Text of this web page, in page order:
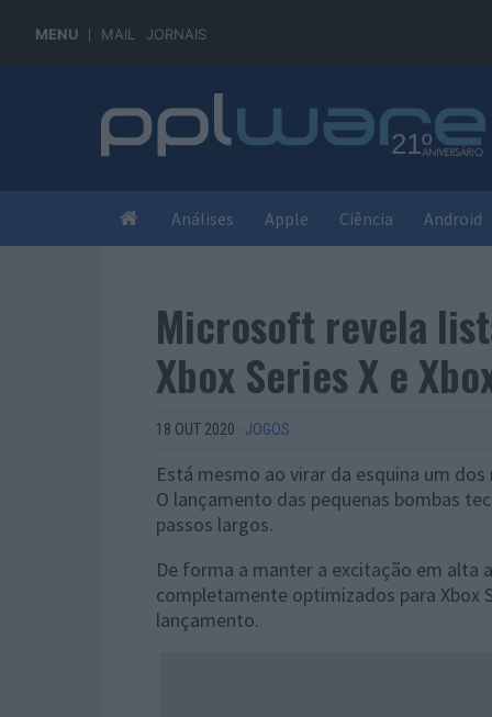
MENU MAIL JORNAIS
Análises Apple Ciência Android
Microsoft revela
Xbox Series X e
18 OUT 2020 · JOGOS
Está mesmo ao virar da esquina um
O lançamento das pequenas bombas
passos largos.
De forma a manter a excitação em alta
completamente optimizados para Xbox
lançamento.